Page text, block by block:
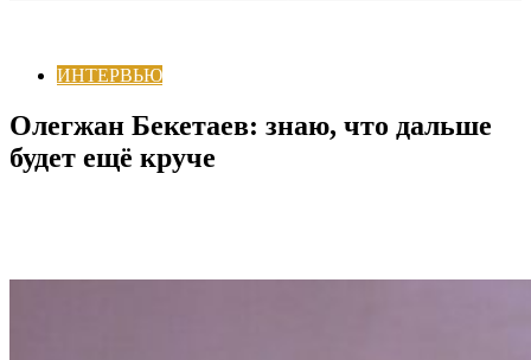
ИНТЕРВЬЮ
Олегжан Бекетаев: знаю, что дальше
будет ещё круче